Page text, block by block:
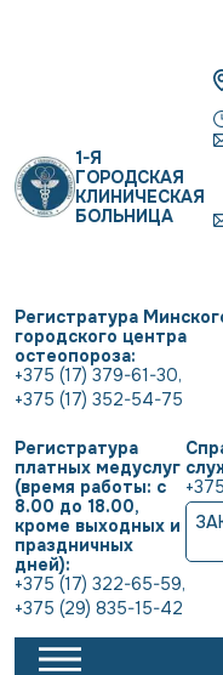
1-Я
ГОРОДСКАЯ
КЛИНИЧЕСКАЯ
БОЛЬНИЦА
Регистратура
городского центра
остеопороза:
+375 (17) 379-61-30,
+375 (17) 352-54-75
Регистратура
платных медуслуг
(время работы: с
8.00 до 18.00,
кроме выходных и
праздничных
дней):
+375 (17) 322-65-59,
+375 (29) 835-15-42